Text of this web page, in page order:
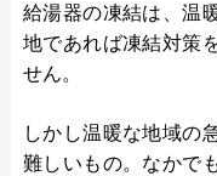
給湯器の凍結は、温
地であれば凍結対策
せん。
しかし温暖な地域の
難しいもの。なかで